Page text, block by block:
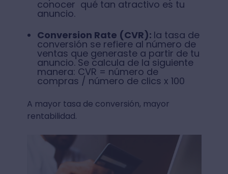
conocer qué tan atractivo es tu
anuncio.
Conversion Rate (CVR): la tasa de
conversión se refiere al número de
ventas que generaste a partir de tu
anuncio. Se calcula de la siguiente
manera: CVR = número de
compras / número de clics x 100
A mayor tasa de conversión, mayor
rentabilidad.